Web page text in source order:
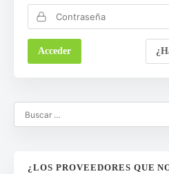
¿LOS PROVEEDORES QUE